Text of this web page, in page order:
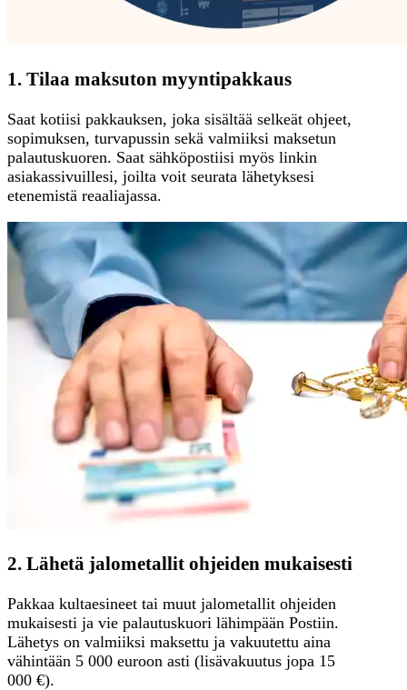
1. Tilaa maksuton myyntipakkaus
Saat kotiisi pakkauksen, joka sisältää selkeät ohjeet,
sopimuksen, turvapussin sekä valmiiksi maksetun
palautuskuoren. Saat sähköpostiisi myös linkin
asiakassivuillesi, joilta voit seurata lähetyksesi
etenemistä reaaliajassa.
2. Lähetä jalometallit ohjeiden mukaisesti
Pakkaa kultaesineet tai muut jalometallit ohjeiden
mukaisesti ja vie palautuskuori lähimpään Postiin.
Lähetys on valmiiksi maksettu ja vakuutettu aina
vähintään 5 000 euroon asti (lisävakuutus jopa 15
000 €).